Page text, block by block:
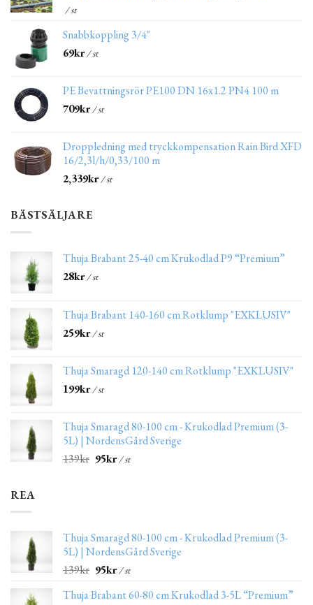
/ st
Snabbkoppling 3/4"
69kr/ st
PE Bevattningsrör PE100 DN 16x1.2 PN4 100 m
709kr/ st
Droppledning med tryckkompensation Rain Bird XFD
16/2,3l/h/0,33/100 m
2,339kr/ st
BÄSTSÄLJARE
Thuja Brabant 25-40 cm Krukodlad P9 “Premium”
28kr/ st
Thuja Brabant 140-160 cm Rotklump "EXKLUSIV"
259kr/ st
Thuja Smaragd 120-140 cm Rotklump "EXKLUSIV"
199kr/ st
Thuja Smaragd 80-100 cm - Krukodlad Premium (3-
5L) | NordensGård Sverige
139kr 95kr/ st
REA
Thuja Smaragd 80-100 cm - Krukodlad Premium (3-
5L) | NordensGård Sverige
139kr 95kr/ st
Thuja Brabant 60-80 cm Krukodlad 3-5L “Premium”